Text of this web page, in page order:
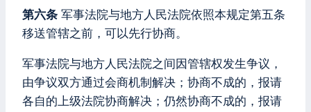
第六条 军事法院与地方人民法院依照本规定第五条
移送管辖之前，可以先行协商。
军事法院与地方人民法院之间因管辖权发生争议，
由争议双方通过会商机制解决；协商不成的，报请
各自的上级法院协商解决；仍然协商不成的，报请